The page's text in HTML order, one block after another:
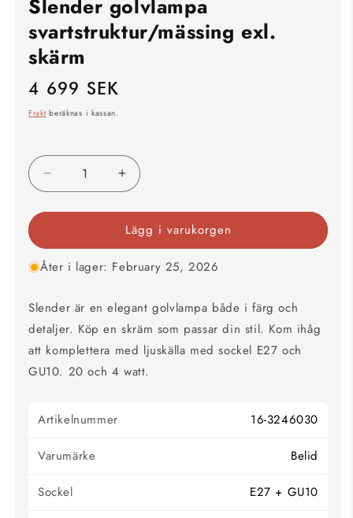
Slender golvlampa
svartstruktur/mässing exl.
skärm
Ordinarie
pris
4 699 SEK
Fraktberäknas i kassan.
Minska
kvantitet
för
golvlampa
svartstruktur/mässing
Öka
kvantitet
för
Slender
golvlampa
svartstruktur/mässing
Lägg i varukorgen
Åter i lager: February 25, 2026
Slender är en elegant golvlampa både i färg och
detaljer. Köp en skräm som passar din stil. Kom ihåg
att komplettera med ljuskälla med sockel E27 och
GU10. 20 och 4 watt.
Artikelnummer 16-3246030
Varumärke Belid
Sockel E27 + GU10